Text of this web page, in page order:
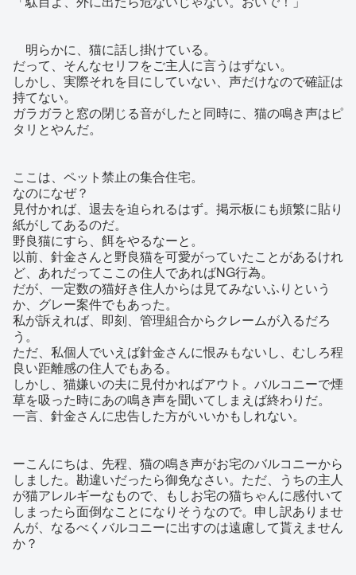
明らかに、猫に話し掛けている。
だって、そんなセリフをご主人に言うはずない。
しかし、実際それを目にしていない、声だけなので確証は
持てない。
ガラガラと窓の閉じる音がしたと同時に、猫の鳴き声はピ
タリとやんだ。
ここは、ペット禁止の集合住宅。
なのになぜ？
見付かれば、退去を迫られるはず。掲示板にも頻繁に貼り
紙がしてあるのだ。
野良猫にすら、餌をやるなーと。
以前、針金さんと野良猫を可愛がっていたことがあるけれ
ど、あれだってここの住人であればNG行為。
だが、一定数の猫好き住人からは見てみないふりという
か、グレー案件でもあった。
私が訴えれば、即刻、管理組合からクレームが入るだろ
う。
ただ、私個人でいえば針金さんに恨みもないし、むしろ程
良い距離感の住人でもある。
しかし、猫嫌いの夫に見付かればアウト。バルコニーで煙
草を吸った時にあの鳴き声を聞いてしまえば終わりだ。
一言、針金さんに忠告した方がいいかもしれない。
ーこんにちは、先程、猫の鳴き声がお宅のバルコニーから
しました。勘違いだったら御免なさい。ただ、うちの主人
が猫アレルギーなもので、もしお宅の猫ちゃんに感付いて
しまったら面倒なことになりそうなので。申し訳ありませ
んが、なるべくバルコニーに出すのは遠慮して貰えません
か？